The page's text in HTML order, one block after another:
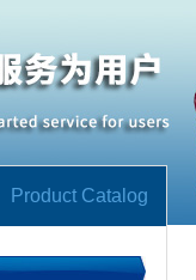
Product Catalog